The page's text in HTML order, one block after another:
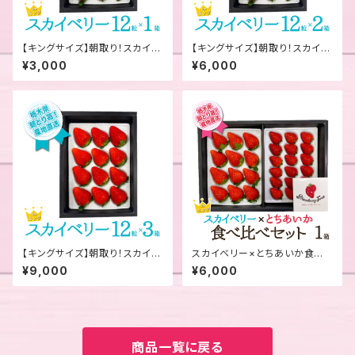
【キングサイズ】朝取り！スカイベ
リー12粒 1箱
¥3,000
【キングサイズ】朝取り！スカイベ
リー12粒 2箱
¥6,000
【キングサイズ】朝取り！スカイベ
リー12粒 3箱
¥9,000
スカイベリー×とちあいか食べ
比べセット 1箱
¥6,000
商品一覧に戻る